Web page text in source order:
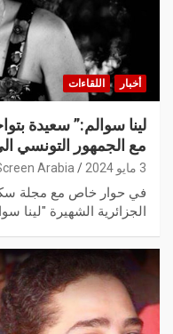
أخبار اللقاءات
لينا سوالم:” سعيدة
مع الجمهور التونسي
3 مايو 2024 Arabia
في حوار خاص مع مجلة
الجزائرية الشهيرة "لينا